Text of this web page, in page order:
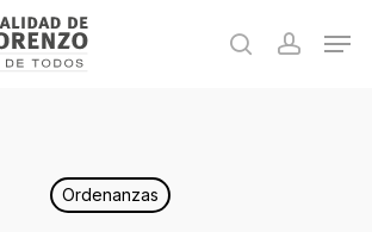
search
Ordenanzas